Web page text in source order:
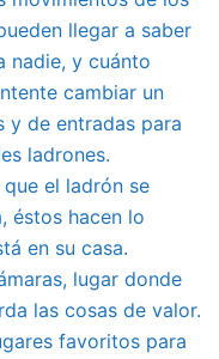
llegar a saber
nadie, y cuánto
cambiar un
y de entradas para
ladrones.
que el ladrón se
éstos hacen lo
en su casa.
lugar donde
las cosas de valor.
favoritos para